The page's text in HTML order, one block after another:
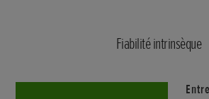
Fiabilité intrinsèque